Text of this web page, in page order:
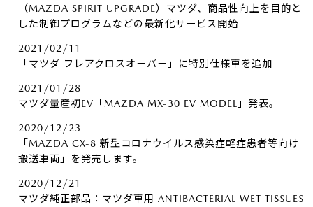
（MAZDA SPIRIT UPGRADE）マツダ、商品性向上を目的と
した制御プログラムなどの最新化サービス開始
2021/02/11
「マツダ フレアクロスオーバー」に特別仕様車を追加
2021/01/28
マツダ量産初EV「MAZDA MX-30 EV MODEL」発表。
2020/12/23
「MAZDA CX-8 新型コロナウイルス感染症軽症患者等向け
搬送車両」を発売します。
2020/12/21
マツダ純正部品：マツダ車用 ANTIBACTERIAL WET TISSUES